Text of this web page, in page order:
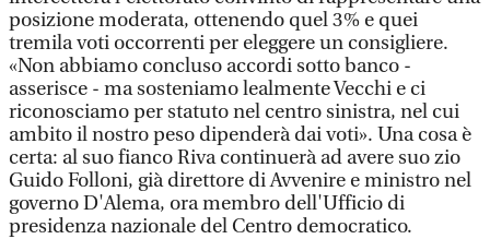
posizione moderata, ottenendo quel 3% e quei
tremila voti occorrenti per eleggere un consigliere.
«Non abbiamo concluso accordi sotto banco -
asserisce - ma sosteniamo lealmente Vecchi e ci
riconosciamo per statuto nel centro sinistra, nel cui
ambito il nostro peso dipenderà dai voti». Una cosa è
certa: al suo fianco Riva continuerà ad avere suo zio
Guido Folloni, già direttore di Avvenire e ministro nel
governo D'Alema, ora membro dell'Ufficio di
presidenza nazionale del Centro democratico.